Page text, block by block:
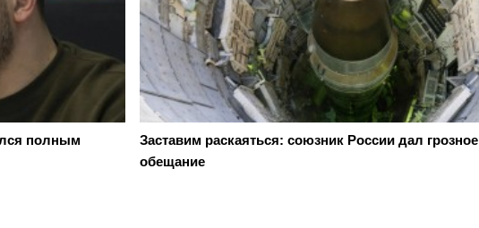
полным
Заставим раскаяться: союзник России дал грозное
обещание